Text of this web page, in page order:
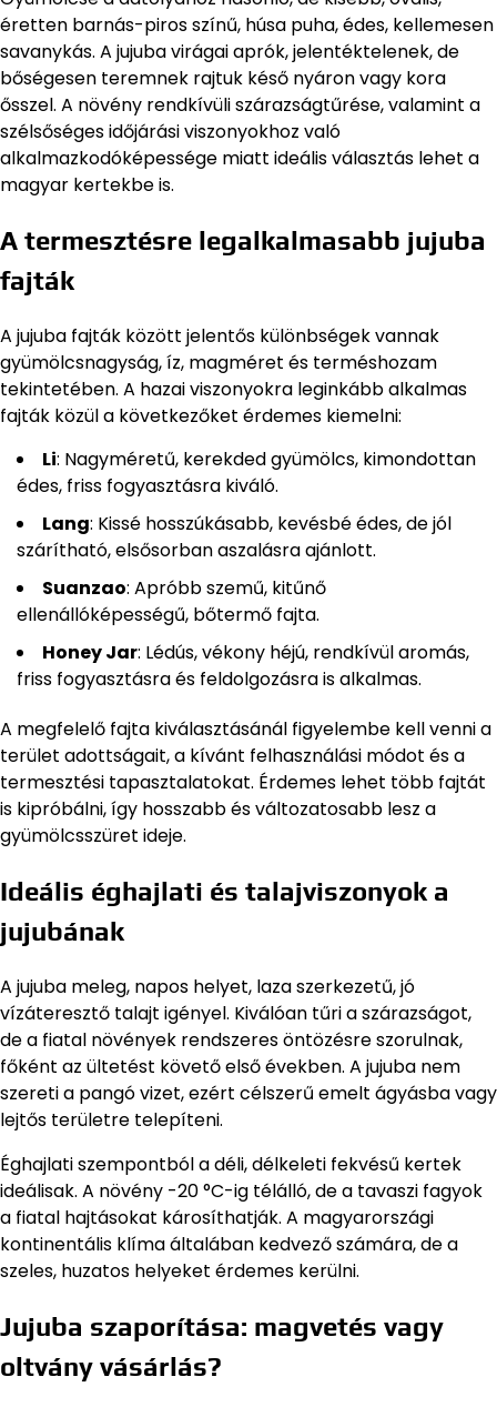
éretten barnás-piros színű, húsa puha, édes, kellemesen
savanykás. A jujuba virágai aprók, jelentéktelenek, de
bőségesen teremnek rajtuk késő nyáron vagy kora
ősszel. A növény rendkívüli szárazságtűrése, valamint a
szélsőséges időjárási viszonyokhoz való
alkalmazkodóképessége miatt ideális választás lehet a
magyar kertekbe is.
A termesztésre legalkalmasabb jujuba
fajták
A jujuba fajták között jelentős különbségek vannak
gyümölcsnagyság, íz, magméret és terméshozam
tekintetében. A hazai viszonyokra leginkább alkalmas
fajták közül a következőket érdemes kiemelni:
Li: Nagyméretű, kerekded gyümölcs, kimondottan
édes, friss fogyasztásra kiváló.
Lang: Kissé hosszúkásabb, kevésbé édes, de jól
szárítható, elsősorban aszalásra ajánlott.
Suanzao: Apróbb szemű, kitűnő
ellenállóképességű, bőtermő fajta.
Honey Jar: Lédús, vékony héjú, rendkívül aromás,
friss fogyasztásra és feldolgozásra is alkalmas.
A megfelelő fajta kiválasztásánál figyelembe kell venni a
terület adottságait, a kívánt felhasználási módot és a
termesztési tapasztalatokat. Érdemes lehet több fajtát
is kipróbálni, így hosszabb és változatosabb lesz a
gyümölcsszüret ideje.
Ideális éghajlati és talajviszonyok a
jujubának
A jujuba meleg, napos helyet, laza szerkezetű, jó
vízáteresztő talajt igényel. Kiválóan tűri a szárazságot,
de a fiatal növények rendszeres öntözésre szorulnak,
főként az ültetést követő első években. A jujuba nem
szereti a pangó vizet, ezért célszerű emelt ágyásba vagy
lejtős területre telepíteni.
Éghajlati szempontból a déli, délkeleti fekvésű kertek
ideálisak. A növény -20 °C-ig télálló, de a tavaszi fagyok
a fiatal hajtásokat károsíthatják. A magyarországi
kontinentális klíma általában kedvező számára, de a
szeles, huzatos helyeket érdemes kerülni.
Jujuba szaporítása: magvetés vagy
oltvány vásárlás?